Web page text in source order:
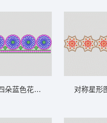
水溶条码网布花边
朵蓝色花卉刺绣图案 条带状 水
对称星形